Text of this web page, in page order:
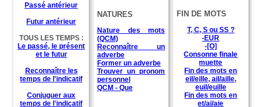
Passé antérieur
Futur antérieur
TOUS LES TEMPS :
Le passé, le présent
et le futur
Reconnaître les
temps de l'indicatif
Conjuguer aux
temps de l'indicatif
NATURES
Nature des mots
(QCM)
Reconnaître un
adverbe
Former un adverbe
Trouver un pronom
personnel
QCM - Que
FIN DE MOTS
T, C, S ou SS ?
-EUR
-[O]
Consonne finale
muette
Fin des mots en
eil/eille, ail/aille,
euil/euille
Fin des mots en
et/ai/aie